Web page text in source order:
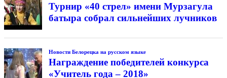
Турнир «40 стрел» имени Мурзагула
батыра собрал сильнейших лучников
Новости Белорецка на русском языке
Награждение победителей конкурса
«Учитель года – 2018»